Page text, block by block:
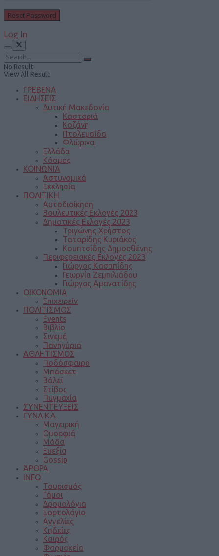
Log In
No Result
View All Result
ΓΡΕΒΕΝΑ
ΕΙΔΗΣΕΙΣ
Δυτική Μακεδονία
Καστοριά
Κοζάνη
Πτολεμαΐδα
Φλώρινα
Ελλάδα
Κόσμος
ΚΟΙΝΩΝΙΑ
Αστυνομικά
Εκκλησία
ΠΟΛΙΤΙΚΗ
Αυτοδιοίκηση
Βουλευτικές Εκλογές 2023
Δημοτικές Εκλογές 2023
Τριγώνης Χρήστος
Ταταρίδης Κυριάκος
Κουπτσίδης Δημοσθένης
Περιφερειακές Εκλογές 2023
Γιώργος Κασαπίδης
Γεωργία Ζεμπιλιάδου
Γιώργος Αμανατίδης
ΟΙΚΟΝΟΜΙΑ
Επιχειρείν
ΠΟΛΙΤΙΣΜΟΣ
Events
Βιβλίο
Σινεμά
Πανηγύρια
ΑΘΛΗΤΙΣΜΟΣ
Ποδόσφαιρο
Μπάσκετ
Βόλεϊ
Στίβος
Πυγμαχία
ΣΥΝΕΝΤΕΥΞΕΙΣ
ΓΥΝΑΙΚΑ
Μαγειρική
Ομορφιά
Μόδα
Ευεξία
Gossip
ΆΡΘΡΑ
INFO
Τουρισμός
Γάμοι
Δρομολόγια
Εορτολόγιο
Αγγελίες
Κηδείες
Καιρός
Φαρμακεία